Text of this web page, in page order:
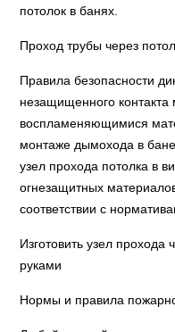
потолок в банях.
Проход трубы через
Правила безопасности
незащищенного контакта
воспламеняющимися
монтаже дымохода в
узел прохода потолка в
огнезащитных
соответствии с
Изготовить узел
руками
Нормы и правила